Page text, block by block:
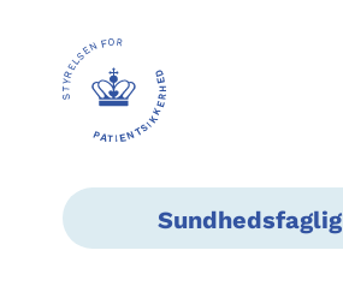
Sundhedsfaglig